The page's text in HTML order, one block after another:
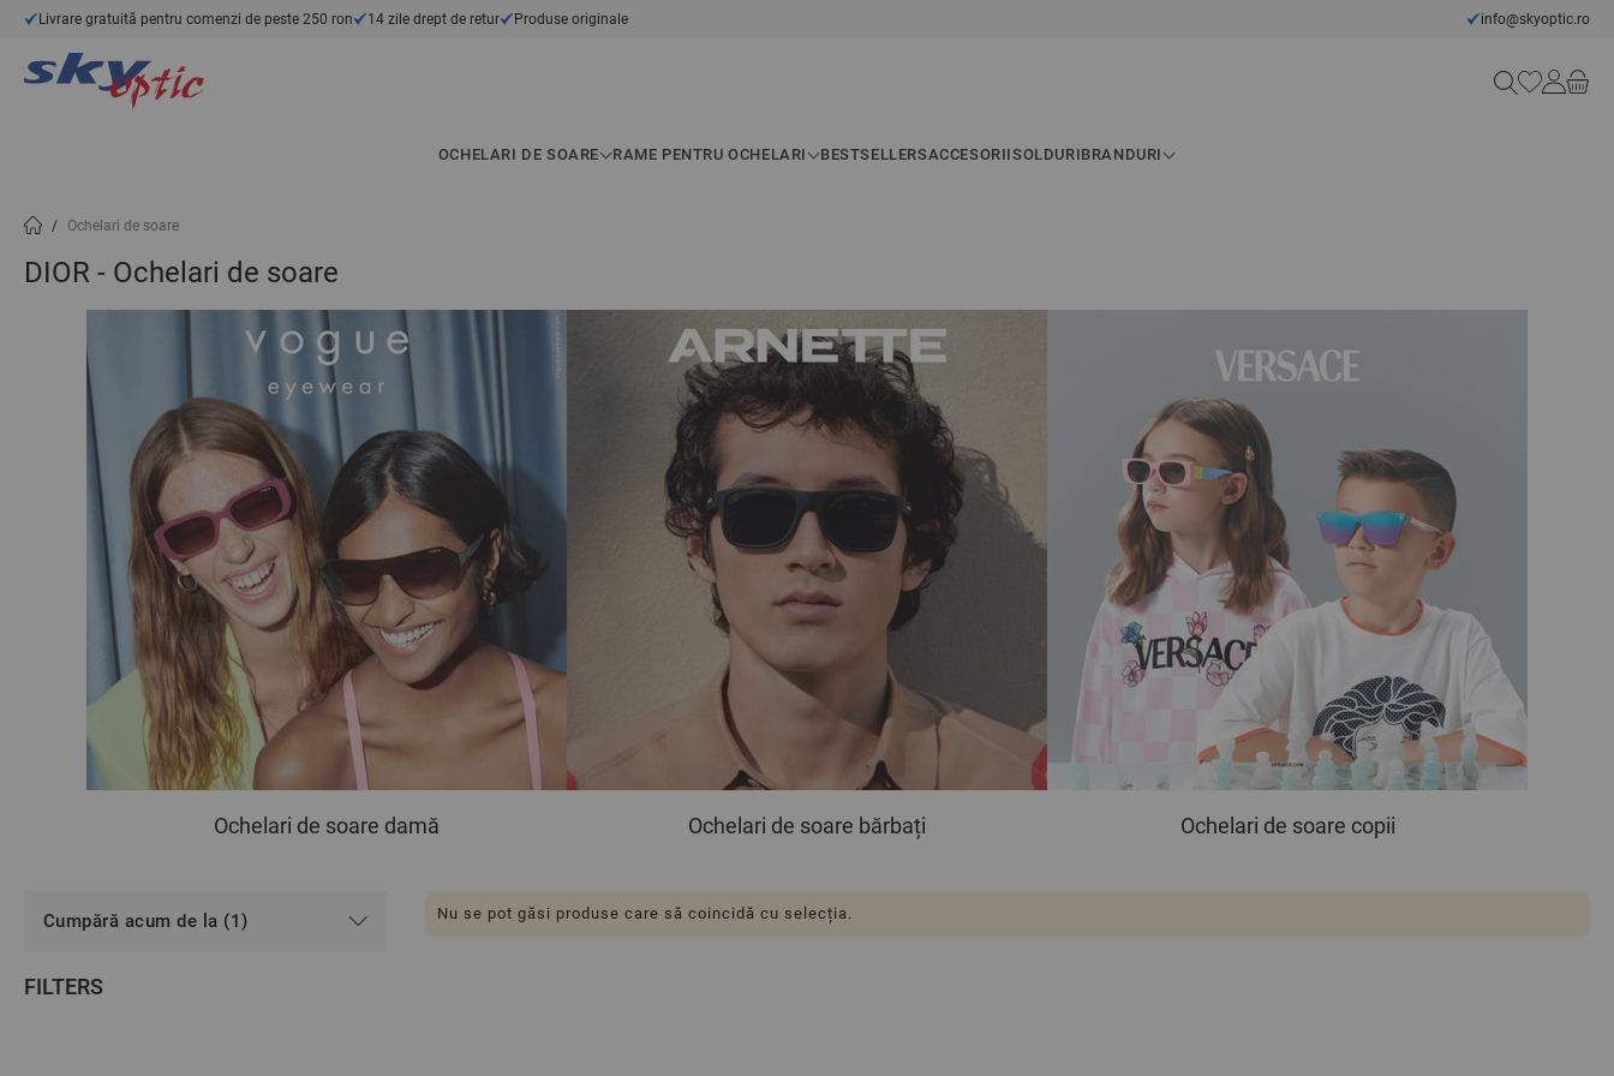
Mergeți la Conținut
Livrare gratuită pentru comenzi de peste 250 ron 14 zile drept de retur Produse originale info@skyoptic.ro
Căutare
OCHELARI DE SOARE RAME PENTRU OCHELARI BESTSELLERSACCESORIISOLDURIBRANDURI
/ Ochelari de soare
DIOR - Ochelari de soare
Ochelari de soare damă Ochelari de soare bărbați Ochelari de soare copii
Cumpără acum de la (1)
FILTERS
Nu se pot găsi produse care să coincidă cu selecția.